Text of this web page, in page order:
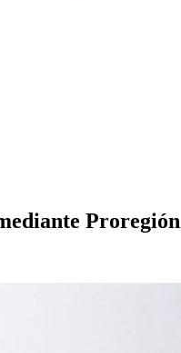
Proregión